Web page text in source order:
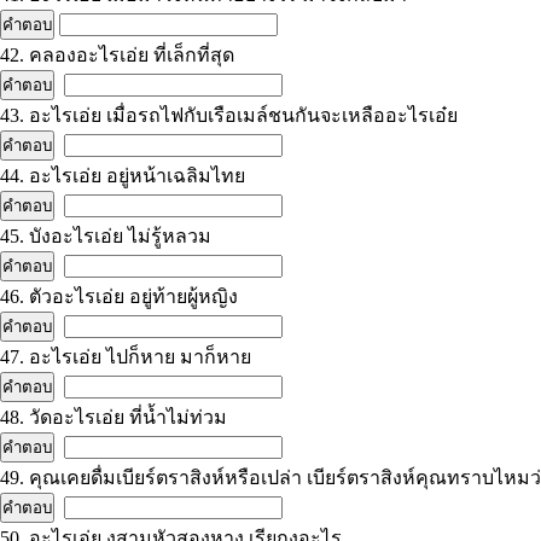
42. คลองอะไรเอ่ย ที่เล็กที่สุด
43. อะไรเอ่ย เมื่อรถไฟกับเรือเมล์ชนกันจะเหลืออะไรเอ๋ย
44. อะไรเอ่ย อยู่หน้าเฉลิมไทย
45. บังอะไรเอ่ย ไม่รู้หลวม
46. ตัวอะไรเอ่ย อยู่ท้ายผู้หญิง
47. อะไรเอ่ย ไปก็หาย มาก็หาย
48. วัดอะไรเอ่ย ที่น้ำไม่ท่วม
49. คุณเคยดื่มเบียร์ตราสิงห์หรือเปล่า เบียร์ตราสิงห์คุณทราบไหม